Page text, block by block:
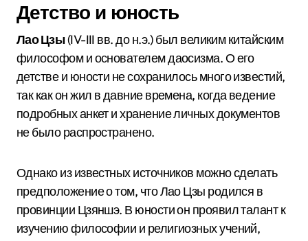
Детство и юность
Лао Цзы(IV-III вв. до н.э.) был великим китайским
философом и основателем даосизма. О его
детстве и юности не сохранилось много известий,
так как он жил в давние времена, когда ведение
подробных анкет и хранение личных документов
не было распространено.
Однако из известных источников можно сделать
предположение о том, что Лао Цзы родился в
провинции Цзяншэ. В юности он проявил талант к
изучению философии и религиозных учений,